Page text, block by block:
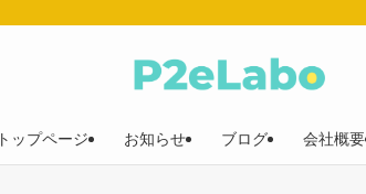
トップページ お知らせ ブログ 会社概要